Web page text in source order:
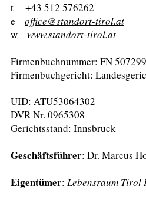
t +43 512 576262
e office@standort-tirol.at
w www.standort-tirol.at
Firmenbuchnummer: FN
Firmenbuchgericht:
UID: ATU53064302
DVR Nr. 0965308
Gerichtsstand: Innsbruck
Geschäftsführer: ​Dr. Marcus
Eigentümer: Lebensraum Tirol